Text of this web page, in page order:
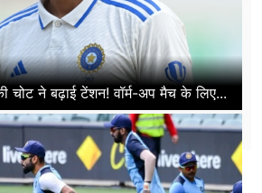
चोट ने बढ़ाई टेंशन! वॉर्म-अप मैच के लिए...